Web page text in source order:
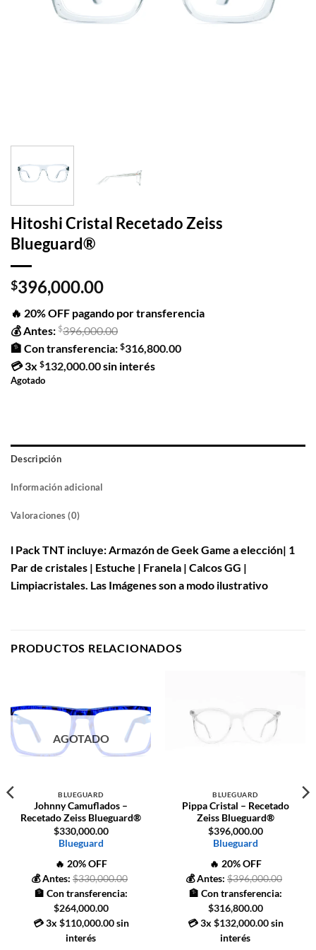
Hitoshi Cristal Recetado Zeiss
Blueguard®
$396,000.00
🔥 20% OFF pagando por transferencia
💰 Antes: $396,000.00
🏦 Con transferencia: $316,800.00
💳3x $132,000.00sin interés
Agotado
Descripción
Información adicional
Valoraciones (0)
l Pack TNT incluye: Armazón de Geek Game a elección| 1
Par de cristales | Estuche | Franela | Calcos GG |
Limpiacristales. Las Imágenes son a modo ilustrativo
PRODUCTOS RELACIONADOS
AGOTADO
BLUEGUARD
Johnny Camuflados –
Recetado Zeiss Blueguard®
$330,000.00
Blueguard
🔥 20% OFF
💰 Antes: $330,000.00
🏦 Con transferencia:
$264,000.00
💳3x $110,000.00sin
interés
BLUEGUARD
Pippa Cristal – Recetado
Zeiss Blueguard®
$396,000.00
Blueguard
🔥 20% OFF
💰 Antes: $396,000.00
🏦 Con transferencia:
$316,800.00
💳3x $132,000.00sin
interés